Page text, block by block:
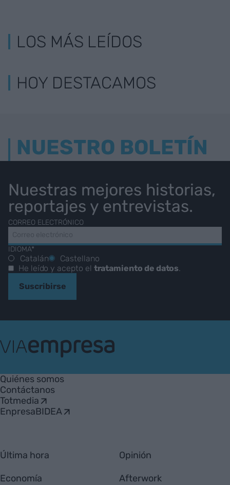
LOS MÁS LEÍDOS
HOY DESTACAMOS
NUESTRO BOLETÍN
Nuestras mejores historias,
reportajes y entrevistas.
CORREO ELECTRÓNICO
IDIOMA*
Catalán
Castellano
He leído y acepto el tratamiento de datos.
Suscribirse
Empresa
Quiénes somos
Contáctanos
Totmedia
EnpresaBIDEA
Última hora
Economía
Opinión
Afterwork